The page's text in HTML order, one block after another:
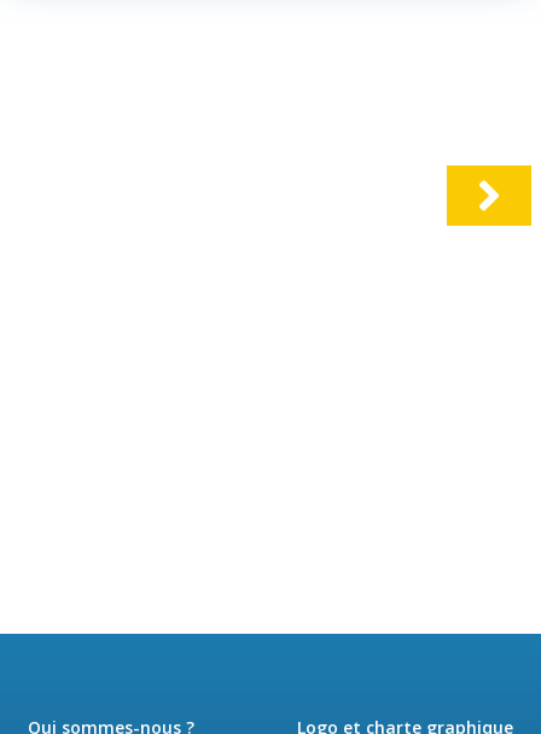
Qui sommes-nous ?
Logo et charte graphique